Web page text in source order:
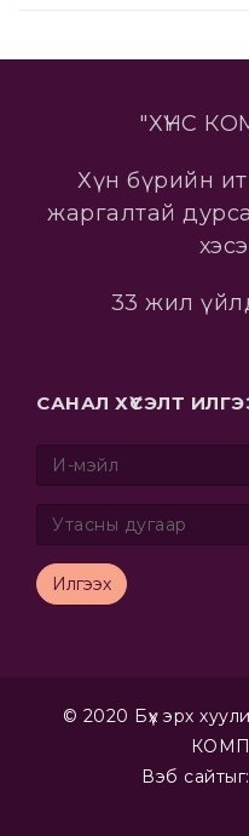
"ХҮНС
Хүн бүрийн
жаргалтай
33 жил
САНАЛ ХҮСЭЛТ
Илгээх
© 2020 Бүх эрх
Вэб сайтыг: